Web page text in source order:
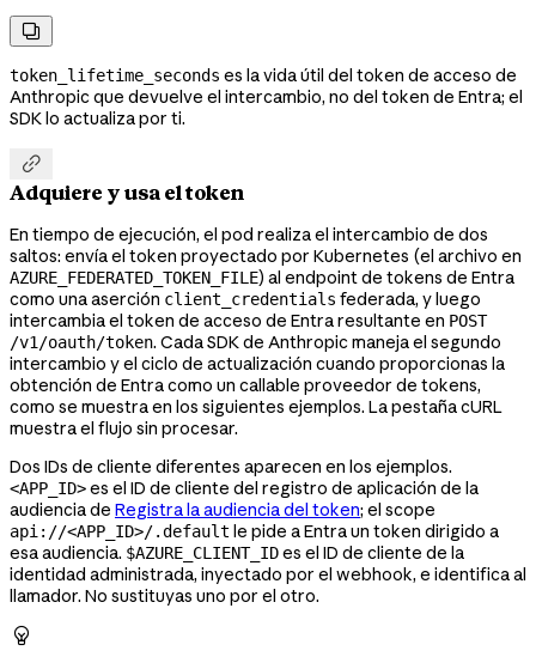

token_lifetime_seconds es la vida útil del token de acceso de
Anthropic que devuelve el intercambio, no del token de Entra; el
SDK lo actualiza por ti.

Adquiere y usa el token
En tiempo de ejecución, el pod realiza el intercambio de dos
saltos: envía el token proyectado por Kubernetes (el archivo en
AZURE_FEDERATED_TOKEN_FILE) al endpoint de tokens de Entra
como una aserción client_credentials federada, y luego
intercambia el token de acceso de Entra resultante en POST
/v1/oauth/token. Cada SDK de Anthropic maneja el segundo
intercambio y el ciclo de actualización cuando proporcionas la
obtención de Entra como un callable proveedor de tokens,
como se muestra en los siguientes ejemplos. La pestaña cURL
muestra el flujo sin procesar.
Dos IDs de cliente diferentes aparecen en los ejemplos.
<APP_ID>es el ID de cliente del registro de aplicación de la
audiencia de Registra la audiencia del token; el scope
api://<APP_ID>/.default le pide a Entra un token dirigido a
esa audiencia. $AZURE_CLIENT_IDes el ID de cliente de la
identidad administrada, inyectado por el webhook, e identifica al
llamador. No sustituyas uno por el otro.
